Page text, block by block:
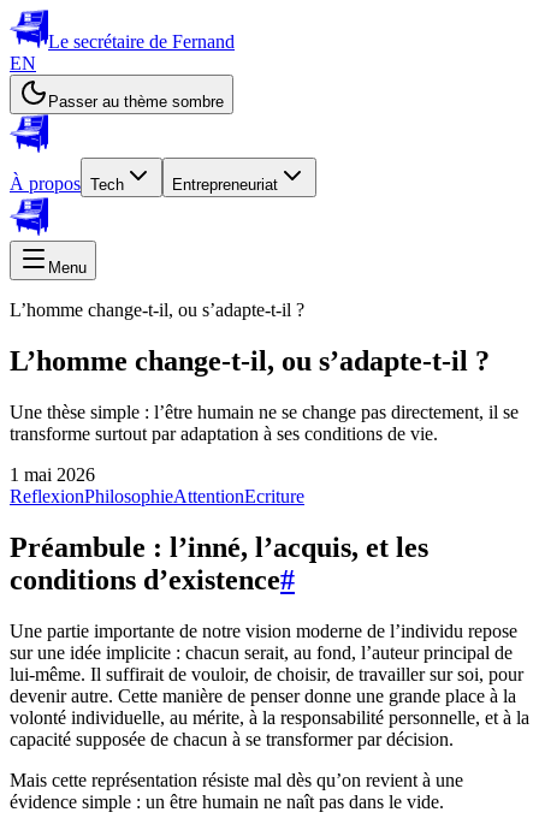
Le secrétaire de Fernand
EN
Passer au thème sombre
À propos Tech Entrepreneuriat
Menu
L’homme change-t-il, ou s’adapte-t-il ?
L’homme change-t-il, ou s’adapte-t-il ?
Une thèse simple : l’être humain ne se change pas directement, il se
transforme surtout par adaptation à ses conditions de vie.
1 mai 2026
ReflexionPhilosophieAttentionEcriture
Préambule : l’inné, l’acquis, et les
conditions d’existence#
Une partie importante de notre vision moderne de l’individu repose
sur une idée implicite : chacun serait, au fond, l’auteur principal de
lui-même. Il suffirait de vouloir, de choisir, de travailler sur soi, pour
devenir autre. Cette manière de penser donne une grande place à la
volonté individuelle, au mérite, à la responsabilité personnelle, et à la
capacité supposée de chacun à se transformer par décision.
Mais cette représentation résiste mal dès qu’on revient à une
évidence simple : un être humain ne naît pas dans le vide.